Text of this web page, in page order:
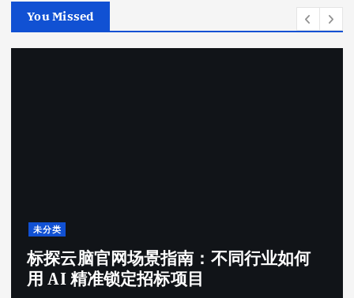
You Missed
未分类
标探云脑官网场景指南：不同行业如何
用 AI 精准锁定招标项目